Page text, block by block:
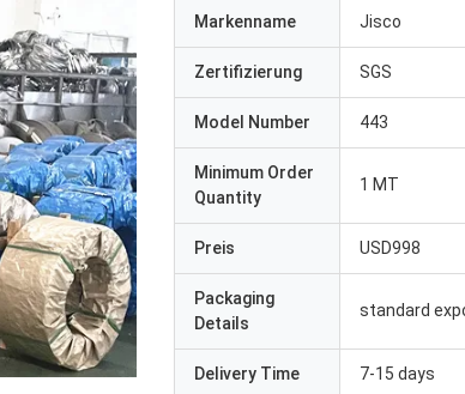
Markenname Jisco
Zertifizierung SGS
Model Number 443
Minimum Order
Quantity
1 MT
Preis USD998
Packaging
Details
standard
Delivery Time 7-15 days